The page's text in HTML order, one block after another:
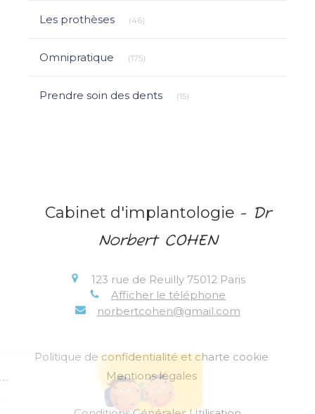
Les prothèses (46)
Omnipratique (175)
Prendre soin des dents (15)
Cabinet d'implantologie - Dr
Norbert COHEN
123 rue de Reuilly 75012 Paris
Afficher le téléphone
norbertcohen@gmail.com
Politique de confidentialité et charte cookie
Mentions légales